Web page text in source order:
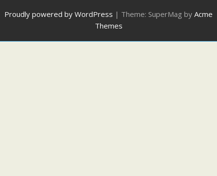
Proudly powered by WordPress | Theme: SuperMag by Acme
Themes